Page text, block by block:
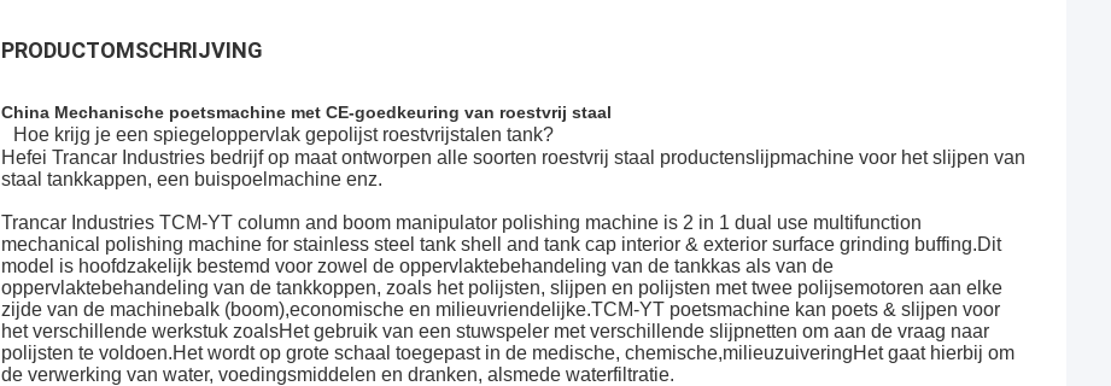
PRODUCTOMSCHRIJVING
China Mechanische poetsmachine met CE-goedkeuring van roestvrij staal
Hoe krijg je een spiegeloppervlak gepolijst roestvrijstalen tank?
Hefei Trancar Industries bedrijf op maat ontworpen alle soorten roestvrij staal productenslijpmachine voor het slijpen van
staal tankkappen, een buispoelmachine enz.
Trancar Industries TCM-YT column and boom manipulator polishing machine is 2 in 1 dual use multifunction
mechanical polishing machine for stainless steel tank shell and tank cap interior & exterior surface grinding buffing.Dit
model is hoofdzakelijk bestemd voor zowel de oppervlaktebehandeling van de tankkas als van de
oppervlaktebehandeling van de tankkoppen, zoals het polijsten, slijpen en polijsten met twee polijsemotoren aan elke
zijde van de machinebalk (boom),economische en milieuvriendelijke.TCM-YT poetsmachine kan poets & slijpen voor
het verschillende werkstuk zoalsHet gebruik van een stuwspeler met verschillende slijpnetten om aan de vraag naar
polijsten te voldoen.Het wordt op grote schaal toegepast in de medische, chemische,milieuzuiveringHet gaat hierbij om
de verwerking van water, voedingsmiddelen en dranken, alsmede waterfiltratie.